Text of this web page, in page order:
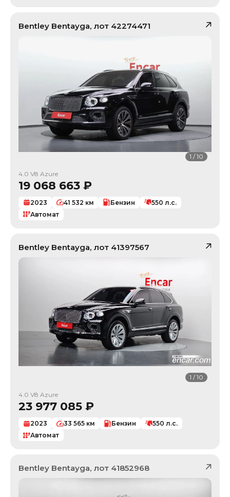
Bentley Bentayga, лот 42274471
1 /10
4.0 V8 Azure
19 068 663 ₽
2023 41 532 км Бензин 550 л.с.
Автомат
Bentley Bentayga, лот 41397567
1 /10
4.0 V8 Azure
23 977 085 ₽
2023 33 565 км Бензин 550 л.с.
Автомат
Bentley Bentayga, лот 41852968